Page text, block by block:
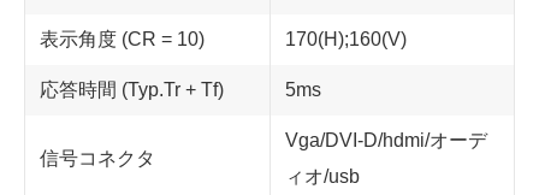
表示角度 (CR = 10) 170(H);160(V)
応答時間 (Typ.Tr + Tf) 5ms
信号コネクタ
Vga/DVI-D/hdmi/オーデ
ィオ/usb